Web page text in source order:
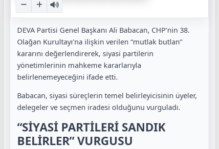
DEVA Partisi Genel Başkanı Ali Babacan, CHP’nin 38.
Olağan Kurultayı’na ilişkin verilen “mutlak butlan”
kararını değerlendirerek, siyasi partilerin
yönetimlerinin mahkeme kararlarıyla
belirlenemeyeceğini ifade etti.
Babacan, siyasi süreçlerin temel belirleyicisinin üyeler,
delegeler ve seçmen iradesi olduğunu vurguladı.
“SİYASİ PARTİLERİ SANDIK
BELİRLER” VURGUSU